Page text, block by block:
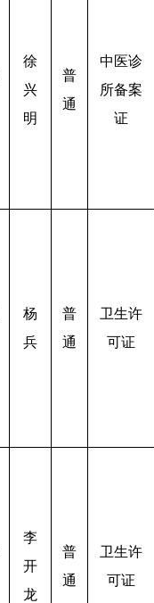
徐
兴
明
普
通
中医诊
所备案
证
杨
兵
普
通
卫生许
可证
李
开
龙
普
通
卫生许
可证